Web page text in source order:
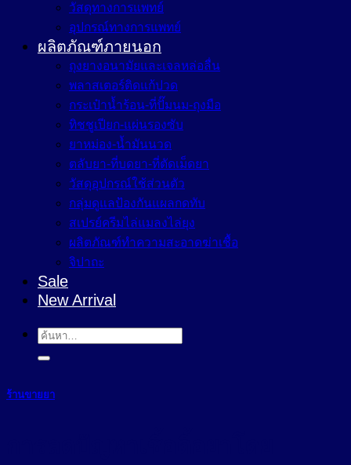
วัสดุทางการแพทย์
อุปกรณ์ทางการแพทย์
ผลิตภัณฑ์ภายนอก
ถุงยางอนามัยและเจลหล่อลื่น
พลาสเตอร์ติดแก้ปวด
กระเป๋าน้ำร้อน-ที่ปั๊มนม-ถุงมือ
ทิชชูเปียก-แผ่นรองซับ
ยาหม่อง-น้ำมันนวด
ตลับยา-ที่บดยา-ที่ตัดเม็ดยา
วัสดุอุปกรณ์ใช้ส่วนตัว
กลุ่มดูแลป้องกันแผลกดทับ
สเปรย์ครีมไล่แมลงไล่ยุง
ผลิตภัณฑ์ทำความสะอาดฆ่าเชื้อ
จิปาถะ
Sale
New Arrival
ค้นหา:
ร้านขายยา